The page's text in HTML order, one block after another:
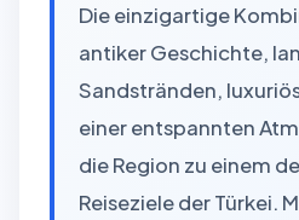
Die einzigartige
antiker Geschichte,
Sandstränden,
einer entspannten
die Region zu einem
Reiseziele der Türkei.